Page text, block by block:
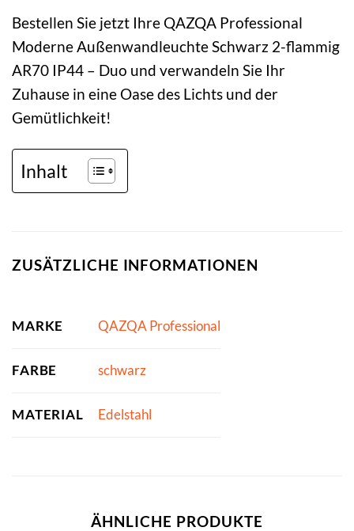
Bestellen Sie jetzt Ihre QAZQA Professional
Moderne Außenwandleuchte Schwarz 2-flammig
AR70 IP44 – Duo und verwandeln Sie Ihr
Zuhause in eine Oase des Lichts und der
Gemütlichkeit!
Inhalt
ZUSÄTZLICHE INFORMATIONEN
MARKE QAZQA Professional
FARBE schwarz
MATERIAL Edelstahl
ÄHNLICHE PRODUKTE